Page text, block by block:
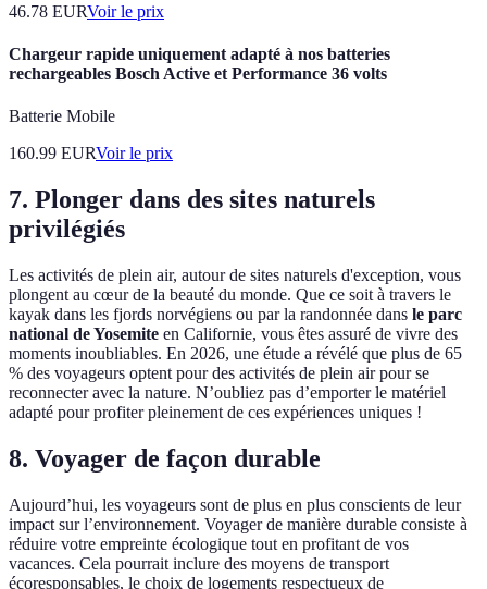
46.78 EURVoir le prix
Chargeur rapide uniquement adapté à nos batteries
rechargeables Bosch Active et Performance 36 volts
Batterie Mobile
160.99 EURVoir le prix
7. Plonger dans des sites naturels
privilégiés
Les activités de plein air, autour de sites naturels d'exception, vous
plongent au cœur de la beauté du monde. Que ce soit à travers le
kayak dans les fjords norvégiens ou par la randonnée dans le parc
national de Yosemite en Californie, vous êtes assuré de vivre des
moments inoubliables. En 2026, une étude a révélé que plus de 65
% des voyageurs optent pour des activités de plein air pour se
reconnecter avec la nature. N’oubliez pas d’emporter le matériel
adapté pour profiter pleinement de ces expériences uniques !
8. Voyager de façon durable
Aujourd’hui, les voyageurs sont de plus en plus conscients de leur
impact sur l’environnement. Voyager de manière durable consiste à
réduire votre empreinte écologique tout en profitant de vos
vacances. Cela pourrait inclure des moyens de transport
écoresponsables, le choix de logements respectueux de